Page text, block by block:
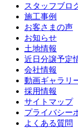
スタッフブロ
施工事例
お客さまの声
お知らせ
土地情報
近日分譲予定
会社情報
動画ギャラリ
採用情報
サイトマップ
プライバシー
よくある質問